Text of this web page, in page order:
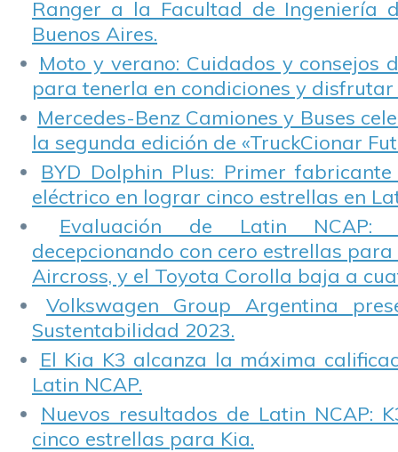
Ranger a la Facultad de Ingeniería
Buenos Aires.
Moto y verano: Cuidados y consejos
para tenerla en condiciones y disfrutar
Mercedes-Benz Camiones y Buses
la segunda edición de «TruckCionar
BYD Dolphin Plus: Primer
eléctrico en lograr cinco estrellas en
Evaluación de Latin NCAP:
decepcionando con cero estrellas para
Aircross, y el Toyota Corolla baja a
Volkswagen Group Argentina
Sustentabilidad 2023.
El Kia K3 alcanza la máxima
Latin NCAP.
Nuevos resultados de Latin NCAP:
cinco estrellas para Kia.